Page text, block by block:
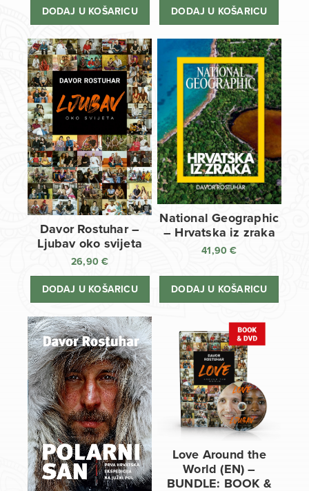
DODAJ U KOŠARICU
38,80 €.
34,90 €.
DODAJ U KOŠARICU
Davor Rostuhar –
Ljubav oko svijeta
26,90€
DODAJ U KOŠARICU
National Geographic
– Hrvatska iz zraka
41,90€
DODAJ U KOŠARICU
Love Around the
World (EN) –
BUNDLE: BOOK &